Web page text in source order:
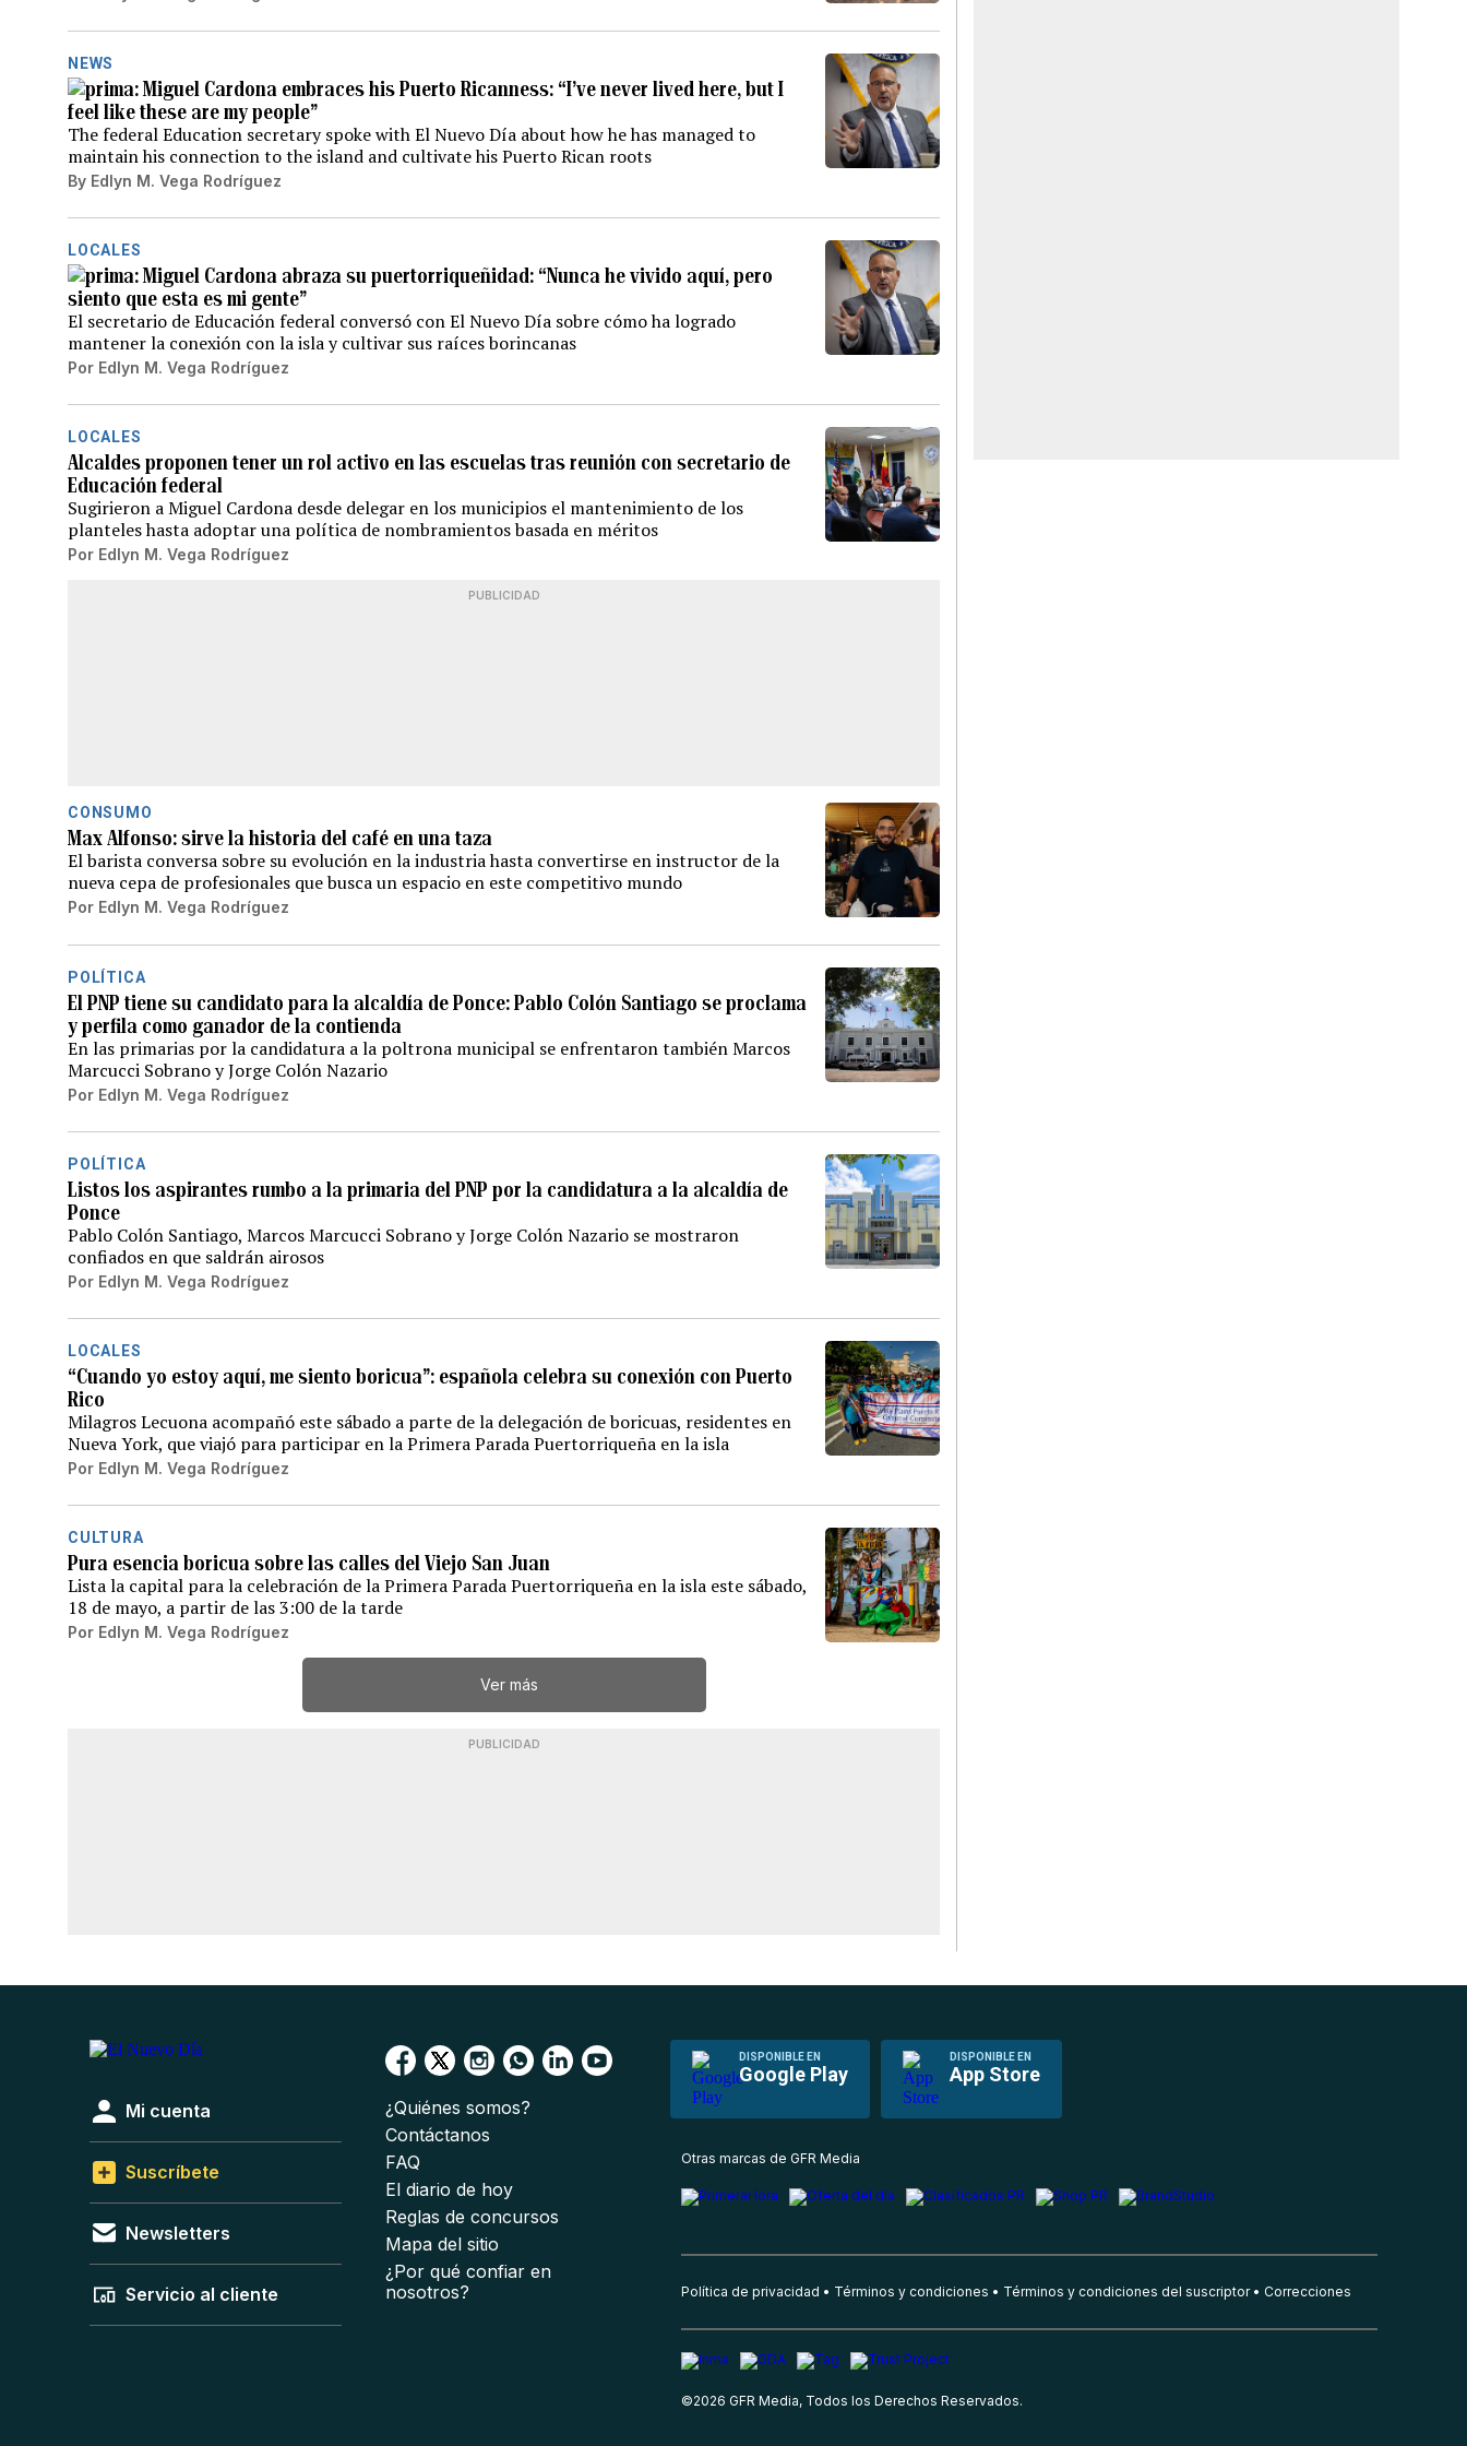
NEWS
Miguel Cardona embraces his Puerto Ricanness: “I’ve never lived here, but I
feel like these are my people”
The federal Education secretary spoke with El Nuevo Día about how he has managed to
maintain his connection to the island and cultivate his Puerto Rican roots
By Edlyn M. Vega Rodríguez
LOCALES
Miguel Cardona abraza su puertorriqueñidad: “Nunca he vivido aquí, pero
siento que esta es mi gente”
El secretario de Educación federal conversó con El Nuevo Día sobre cómo ha logrado
mantener la conexión con la isla y cultivar sus raíces borincanas
Por Edlyn M. Vega Rodríguez
LOCALES
Alcaldes proponen tener un rol activo en las escuelas tras reunión con secretario de
Educación federal
Sugirieron a Miguel Cardona desde delegar en los municipios el mantenimiento de los
planteles hasta adoptar una política de nombramientos basada en méritos
Por Edlyn M. Vega Rodríguez
PUBLICIDAD
CONSUMO
Max Alfonso: sirve la historia del café en una taza
El barista conversa sobre su evolución en la industria hasta convertirse en instructor de la
nueva cepa de profesionales que busca un espacio en este competitivo mundo
Por Edlyn M. Vega Rodríguez
POLÍTICA
El PNP tiene su candidato para la alcaldía de Ponce: Pablo Colón Santiago se proclama
y perfila como ganador de la contienda
En las primarias por la candidatura a la poltrona municipal se enfrentaron también Marcos
Marcucci Sobrano y Jorge Colón Nazario
Por Edlyn M. Vega Rodríguez
POLÍTICA
Listos los aspirantes rumbo a la primaria del PNP por la candidatura a la alcaldía de
Ponce
Pablo Colón Santiago, Marcos Marcucci Sobrano y Jorge Colón Nazario se mostraron
confiados en que saldrán airosos
Por Edlyn M. Vega Rodríguez
LOCALES
“Cuando yo estoy aquí, me siento boricua”: española celebra su conexión con Puerto
Rico
Milagros Lecuona acompañó este sábado a parte de la delegación de boricuas, residentes en
Nueva York, que viajó para participar en la Primera Parada Puertorriqueña en la isla
Por Edlyn M. Vega Rodríguez
CULTURA
Pura esencia boricua sobre las calles del Viejo San Juan
Lista la capital para la celebración de la Primera Parada Puertorriqueña en la isla este sábado,
18 de mayo, a partir de las 3:00 de la tarde
Por Edlyn M. Vega Rodríguez
Ver más
PUBLICIDAD
DISPONIBLE EN
Google Play
DISPONIBLE EN
App Store
Mi cuenta
Suscríbete
Newsletters
Servicio al cliente
¿Quiénes somos?
Contáctanos
FAQ
El diario de hoy
Reglas de concursos
Mapa del sitio
¿Por qué confiar en
nosotros?
Otras marcas de GFR Media
Política de privacidad Términos y condiciones Términos y condiciones del suscriptor Correcciones
©2026 GFR Media, Todos los Derechos Reservados.